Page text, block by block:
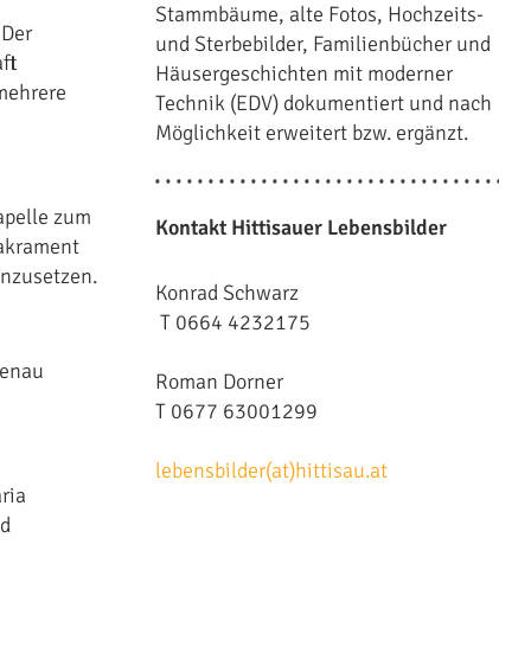
zum
Stammbäume, alte Fotos, Hochzeits-
und Sterbebilder, Familienbücher und
Häusergeschichten mit moderner
Technik (EDV) dokumentiert und nach
Möglichkeit erweitert bzw. ergänzt.
Kontakt Hittisauer Lebensbilder
Konrad Schwarz
T 0664 4232175
Roman Dorner
T 0677 63001299
lebensbilder(at)hittisau.at